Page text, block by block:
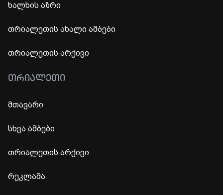
ხალხის აზრი
თრიალეთის ახალი ამბები
თრიალეთის არქივი
ᲗᲠᲘᲐᲚᲔᲗᲘ
მთავარი
სხვა ამბები
თრიალეთის არქივი
რეკლამა